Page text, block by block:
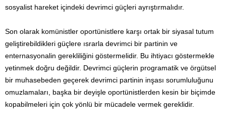
sosyalist hareket içindeki devrimci güçleri ayrıştırmalıdır.
Son olarak komünistler oportünistlere karşı ortak bir siyasal tutum
geliştirebildikleri güçlere ısrarla devrimci bir partinin ve
enternasyonalin gerekliliğini göstermelidir. Bu ihtiyacı göstermekle
yetinmek doğru değildir. Devrimci güçlerin programatik ve örgütsel
bir muhasebeden geçerek devrimci partinin inşası sorumluluğunu
omuzlamaları, başka bir deyişle oportünistlerden kesin bir biçimde
kopabilmeleri için çok yönlü bir mücadele vermek gereklidir.